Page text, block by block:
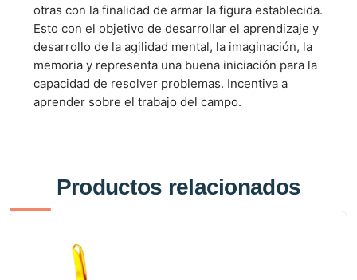
otras con la finalidad de armar la figura establecida.
Esto con el objetivo de desarrollar el aprendizaje y
desarrollo de la agilidad mental, la imaginación, la
memoria y representa una buena iniciación para la
capacidad de resolver problemas. Incentiva a
aprender sobre el trabajo del campo.
Productos relacionados